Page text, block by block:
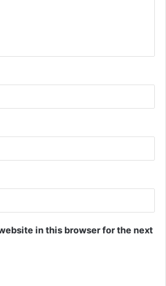
in this browser for the next